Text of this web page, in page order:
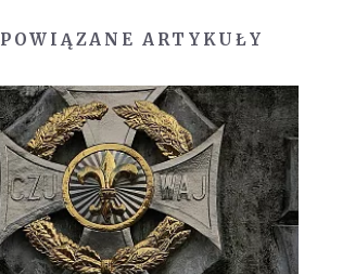
POWIĄZANE ARTYKUŁY